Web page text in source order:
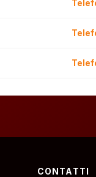
CONTATTI